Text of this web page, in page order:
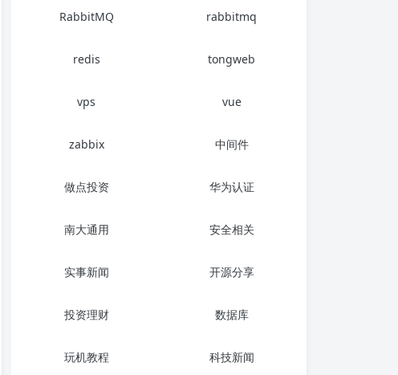
RabbitMQ rabbitmq
redis tongweb
vps vue
zabbix 中间件
做点投资 华为认证
南大通用 安全相关
实事新闻 开源分享
投资理财 数据库
玩机教程 科技新闻